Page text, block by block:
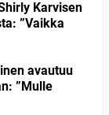
Karvisen
”Vaikka
avautuu
”Mulle